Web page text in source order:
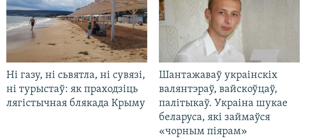
Ні газу, ні сьвятла, ні сувязі,
ні турыстаў: як праходзіць
лягістычная блякада Крыму
Шантажаваў украінскіх
валянтэраў, вайскоўцаў,
палітыкаў. Украіна шукае
беларуса, які займаўся
«чорным піярам»